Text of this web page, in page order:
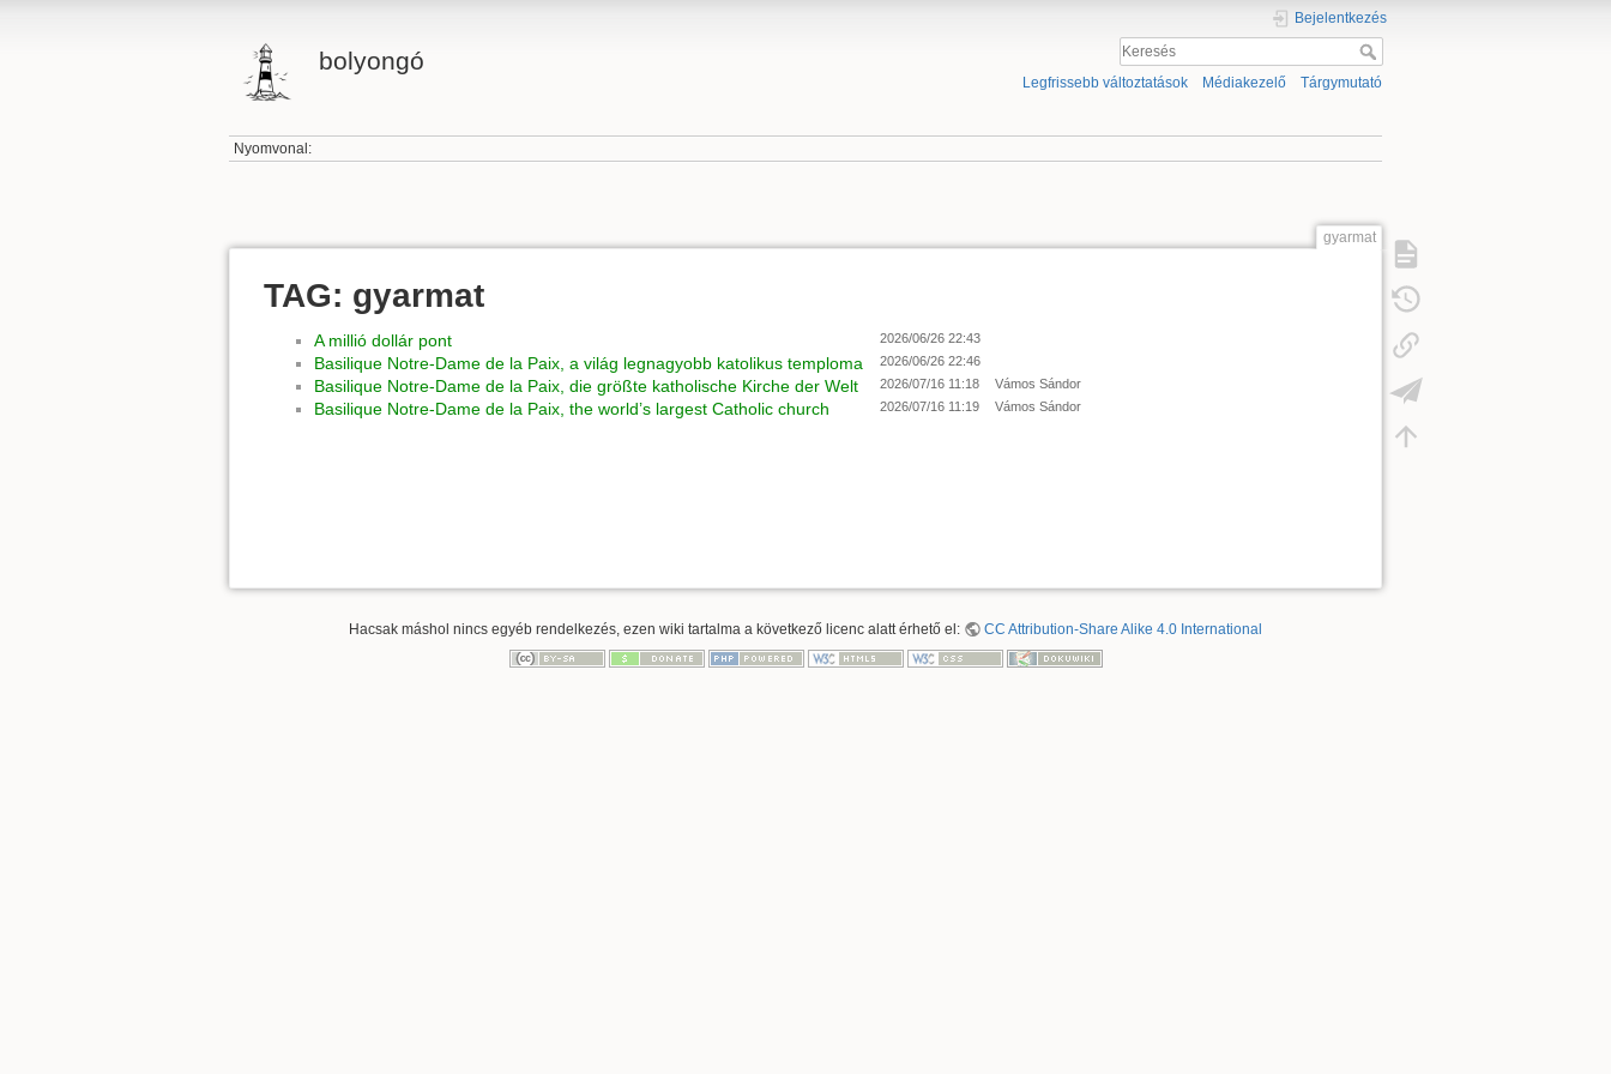
bolyongó
Bejelentkezés
Legfrissebb változtatások Médiakezelő Tárgymutató
Nyomvonal:
gyarmat
TAG: gyarmat
A millió dollár pont 2026/06/26 22:43
Basilique Notre-Dame de la Paix, a világ legnagyobb katolikus temploma 2026/06/26 22:46
Basilique Notre-Dame de la Paix, die größte katholische Kirche der Welt 2026/07/16 11:18 Vámos Sándor
Basilique Notre-Dame de la Paix, the world’s largest Catholic church 2026/07/16 11:19 Vámos Sándor
Hacsak máshol nincs egyéb rendelkezés, ezen wiki tartalma a következő licenc alatt érhető el: CC Attribution-Share Alike 4.0 International